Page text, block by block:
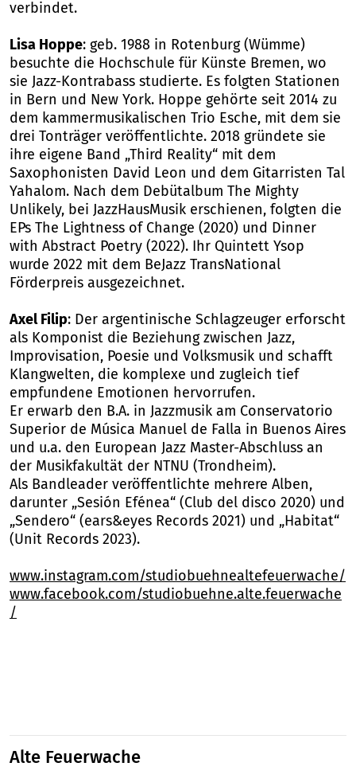
verbindet.
Lisa Hoppe: geb. 1988 in Rotenburg (Wümme)
besuchte die Hochschule für Künste Bremen, wo
sie Jazz-Kontrabass studierte. Es folgten Stationen
in Bern und New York. Hoppe gehörte seit 2014 zu
dem kammermusikalischen Trio Esche, mit dem sie
drei Tonträger veröffentlichte. 2018 gründete sie
ihre eigene Band „Third Reality“ mit dem
Saxophonisten David Leon und dem Gitarristen Tal
Yahalom. Nach dem Debütalbum The Mighty
Unlikely, bei JazzHausMusik erschienen, folgten die
EPs The Lightness of Change (2020) und Dinner
with Abstract Poetry (2022). Ihr Quintett Ysop
wurde 2022 mit dem BeJazz TransNational
Förderpreis ausgezeichnet.
Axel Filip: Der argentinische Schlagzeuger erforscht
als Komponist die Beziehung zwischen Jazz,
Improvisation, Poesie und Volksmusik und schafft
Klangwelten, die komplexe und zugleich tief
empfundene Emotionen hervorrufen.
Er erwarb den B.A. in Jazzmusik am Conservatorio
Superior de Música Manuel de Falla in Buenos Aires
und u.a. den European Jazz Master-Abschluss an
der Musikfakultät der NTNU (Trondheim).
Als Bandleader veröffentlichte mehrere Alben,
darunter „Sesión Efénea“ (Club del disco 2020) und
„Sendero“ (ears&eyes Records 2021) und „Habitat“
(Unit Records 2023).
www.instagram.com/studiobuehnealtefeuerwache/
www.facebook.com/studiobuehne.alte.feuerwache
/
Alte Feuerwache